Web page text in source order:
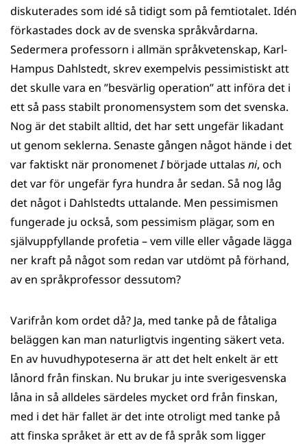
diskuterades som idé så tidigt som på femtiotalet. Idén
förkastades dock av de svenska språkvårdarna.
Sedermera professorn i allmän språkvetenskap, Karl-
Hampus Dahlstedt, skrev exempelvis pessimistiskt att
det skulle vara en ”besvärlig operation” att införa det i
ett så pass stabilt pronomensystem som det svenska.
Nog är det stabilt alltid, det har sett ungefär likadant
ut genom seklerna. Senaste gången något hände i det
var faktiskt när pronomenetIbörjade uttalas ni, och
det var för ungefär fyra hundra år sedan. Så nog låg
det något i Dahlstedts uttalande. Men pessimismen
fungerade ju också, som pessimism plägar, som en
självuppfyllande profetia – vem ville eller vågade lägga
ner kraft på något som redan var utdömt på förhand,
av en språkprofessor dessutom?
Varifrån kom ordet då? Ja, med tanke på de fåtaliga
beläggen kan man naturligtvis ingenting säkert veta.
En av huvudhypoteserna är att det helt enkelt är ett
lånord från finskan. Nu brukar ju inte sverigesvenska
låna in så alldeles särdeles mycket ord från finskan,
med i det här fallet är det inte otroligt med tanke på
att finska språket är ett av de få språk som ligger